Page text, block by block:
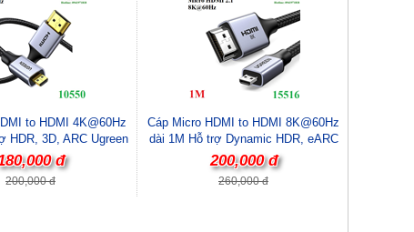
to HDMI 4K@60Hz
HDR, 3D, ARC Ugreen
cao cấp
đ
200,000 đ
Cáp Micro HDMI to HDMI 8K@60Hz
dài 1M Hỗ trợ Dynamic HDR, eARC
Ugreen 15516 cao cấp
200,000 đ
260,000 đ